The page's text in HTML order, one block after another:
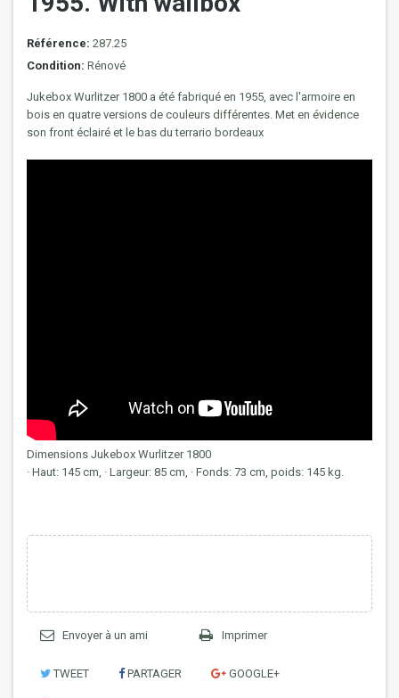
Référence: 287.25
Condition: Rénové
Jukebox Wurlitzer 1800 a été fabriqué en 1955, avec l'armoire en
bois en quatre versions de couleurs différentes. Met en évidence
son front éclairé et le bas du terrario bordeaux
Dimensions Jukebox Wurlitzer 1800
· Haut: 145 cm, · Largeur: 85 cm, · Fonds: 73 cm, poids: 145 kg.
Envoyer à un ami Imprimer
TWEET PARTAGER GOOGLE+